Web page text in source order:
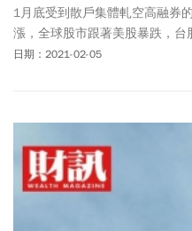
1月底受到散戶集體軋空高融券
漲，全球股市跟著美股暴跌，台
「萬五」，接著是2月初台股兩
日期：2021-02-05